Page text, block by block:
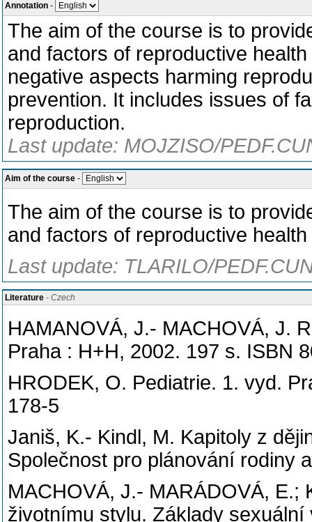
Annotation -
The aim of the course is to
and factors of reproductive
negative aspects harming
prevention. It includes issues of
reproduction.
Last update: MOJZISO/
Aim of the course -
The aim of the course is to
and factors of reproductive
Last update: TLARILO/
Literature - Czech
HAMANOVÁ, J.- MACHOVÁ, J.
Praha : H+H, 2002. 197 s. ISBN
HRODEK, O. Pediatrie. 1. vyd.
178-5
Janiš, K.- Kindl, M. Kapitoly z
Společnost pro plánování rodiny
MACHOVÁ, J.- MARÁDOVÁ, E.;
životnímu stylu. Základy